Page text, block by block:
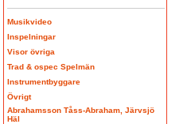
Musikvideo
Inspelningar
Visor övriga
Trad & ospec Spelmän
Instrumentbyggare
Övrigt
Abrahamsson Tåss-Abraham, Järvsjö
Häl